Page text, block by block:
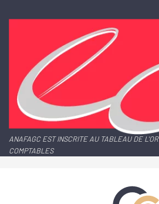
ANAFAGC EST INSCRITE AU TABLEAU DE
COMPTABLES